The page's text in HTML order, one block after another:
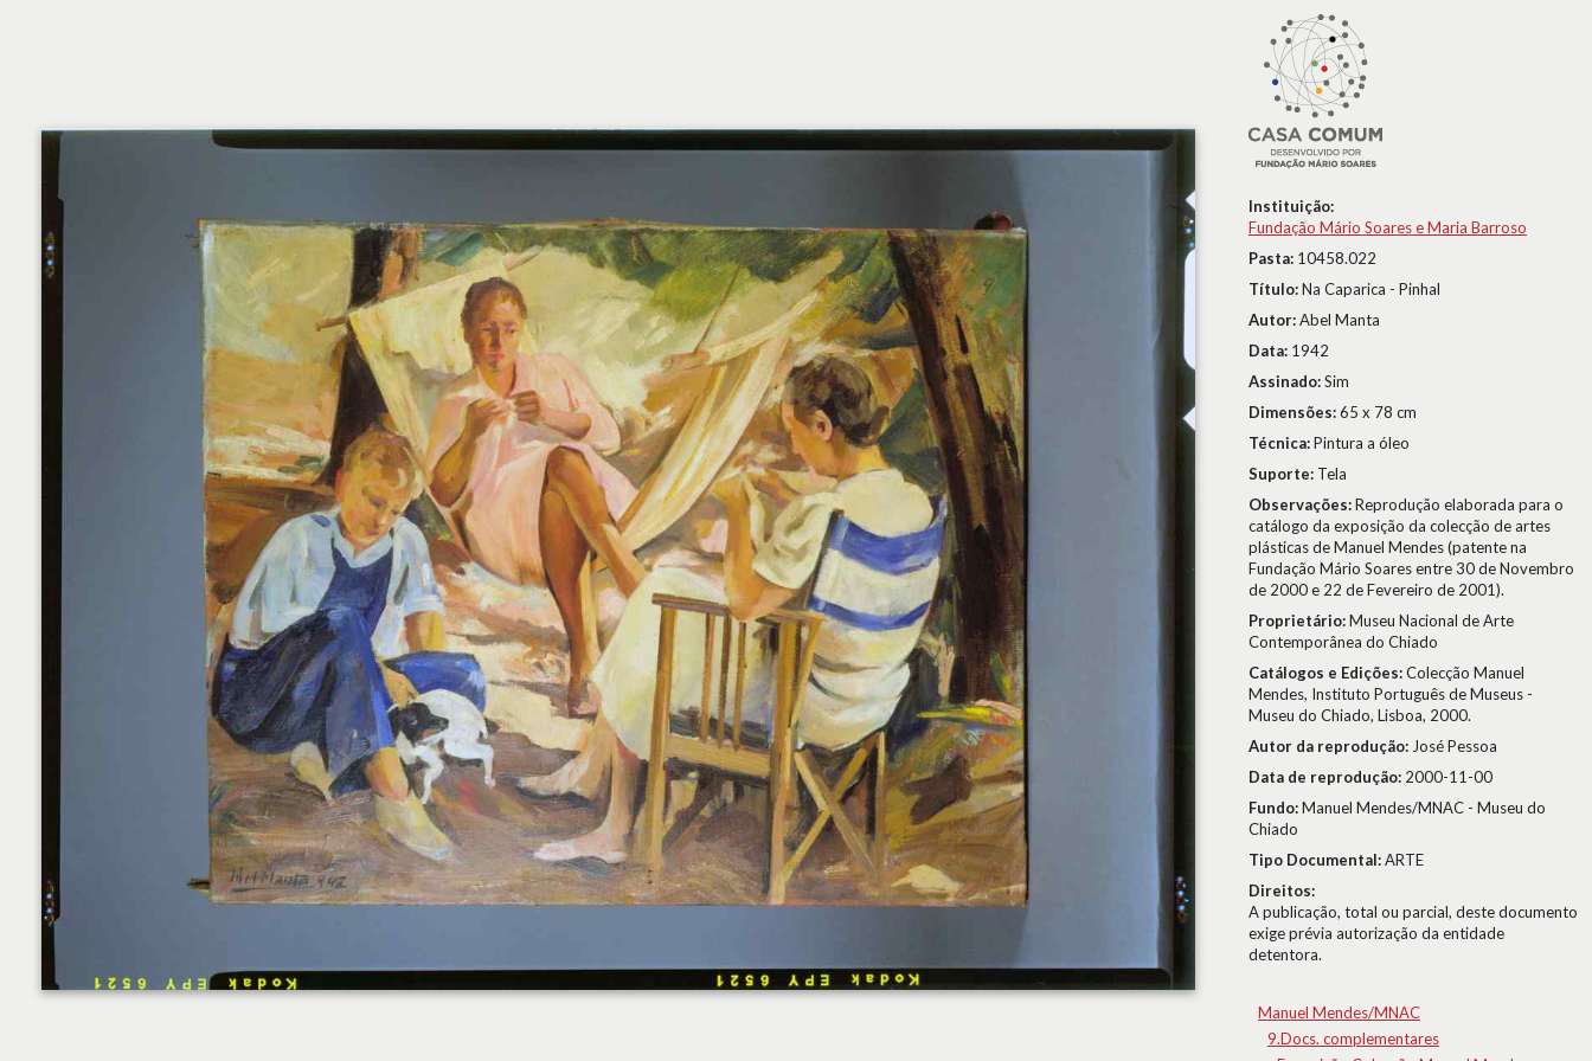
Instituição:
Fundação Mário Soares e Maria Barroso
Pasta: 10458.022
Título:Na Caparica - Pinhal
Autor:Abel Manta
Data: 1942
Assinado:Sim
Dimensões:65 x 78 cm
Técnica:Pintura a óleo
Suporte: Tela
Observações:Reprodução elaborada para o
catálogo da exposição da colecção de artes
plásticas de Manuel Mendes (patente na
Fundação Mário Soares entre 30 de Novembro
de 2000 e 22 de Fevereiro de 2001).
Proprietário:Museu Nacional de Arte
Contemporânea do Chiado
Catálogos e Edições:Colecção Manuel
Mendes, Instituto Português de Museus -
Museu do Chiado, Lisboa, 2000.
Autor da reprodução: José Pessoa
Data de reprodução: 2000-11-00
Fundo:Manuel Mendes/MNAC - Museu do
Chiado
Tipo Documental:ARTE
Direitos:
A publicação, total ou parcial, deste documento
exige prévia autorização da entidade
detentora.
Manuel Mendes/MNAC
9.Docs. complementares